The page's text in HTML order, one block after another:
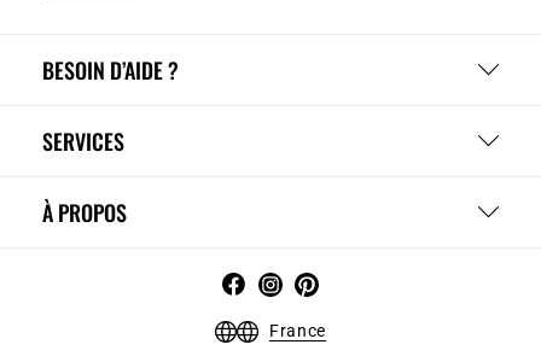
BESOIN D’AIDE ?
SERVICES
À PROPOS
France